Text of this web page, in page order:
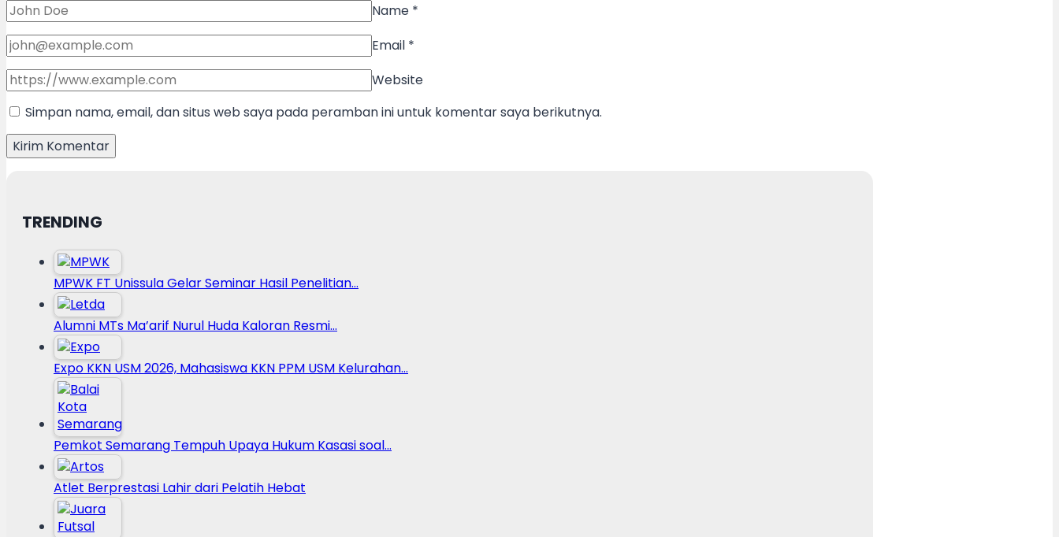
Name *
Email *
Website
Simpan nama, email, dan situs web saya pada peramban ini untuk komentar saya berikutnya.
TRENDING
MPWK FT Unissula Gelar Seminar Hasil Penelitian…
Alumni MTs Ma’arif Nurul Huda Kaloran Resmi…
Expo KKN USM 2026, Mahasiswa KKN PPM USM Kelurahan…
Pemkot Semarang Tempuh Upaya Hukum Kasasi soal…
Atlet Berprestasi Lahir dari Pelatih Hebat